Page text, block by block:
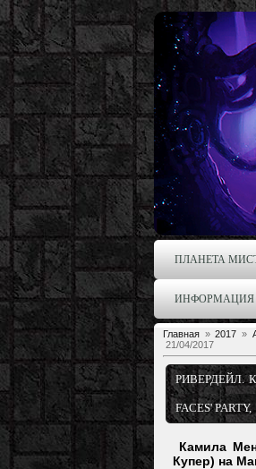
ПЛАНЕТА
ИНФОРМАЦИЯ
Главная »2017 »
21/04/2017
РИВЕРДЕЙЛ.
FACES'
Камила
Купер) на